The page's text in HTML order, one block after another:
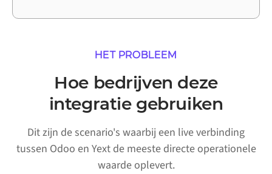
HET PROBLEEM
Hoe bedrijven deze
integratie gebruiken
Dit zijn de scenario's waarbij een live verbinding
tussen Odoo en Yext de meeste directe operationele
waarde oplevert.